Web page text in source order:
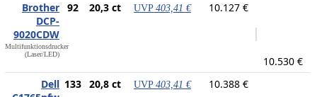
Brother
DCP-
9020CDW
Multifunktionsdrucker
(Laser/LED)
92 20,3 ct UVP 403,41 € 10.127 €
10.530 €
Dell 133 20,8 ct UVP 403,41 € 10.388 €